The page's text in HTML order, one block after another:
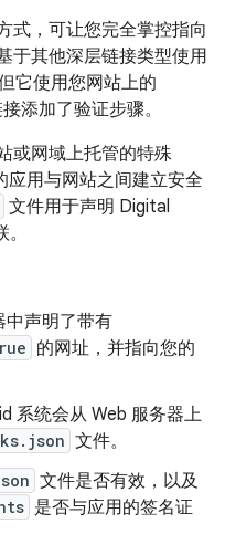
式，可让您完全掌控指向
于其他深层链接类型使用
它使用您网站上的
添加了验证步骤。
或网域上托管的特殊
应用与网站之间建立安全
文件用于声明 Digital
声明了带有
的网址，并指向您的
系统会从 Web 服务器上
文件。
文件是否有效，以及
是否与应用的签名证